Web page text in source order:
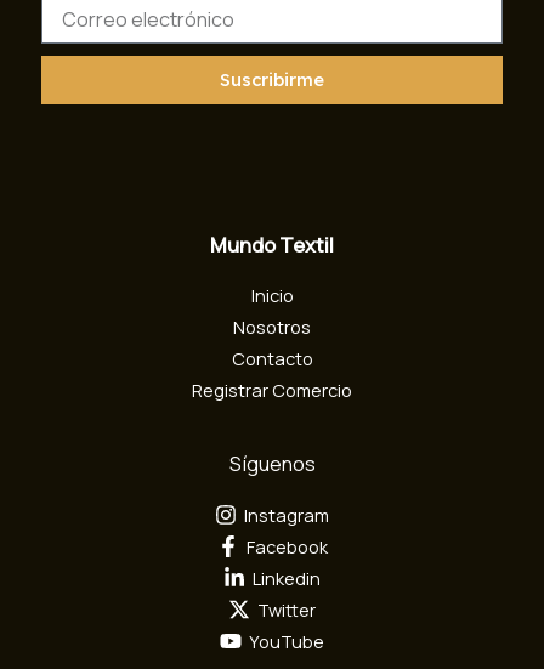
r
e
Suscribirme
Mundo Textil
Inicio
Nosotros
Contacto
Registrar Comercio
Síguenos
Instagram
Facebook
Linkedin
Twitter
YouTube